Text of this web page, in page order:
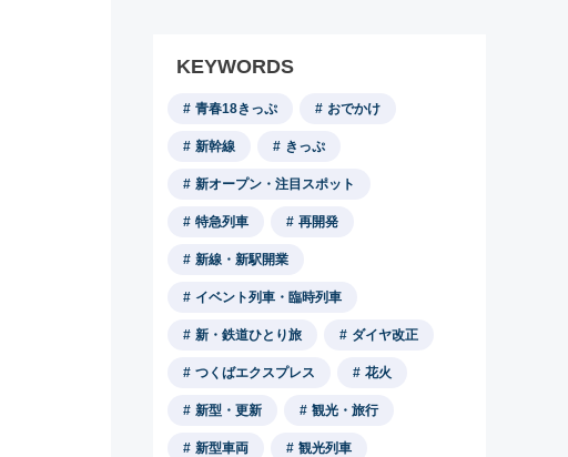
KEYWORDS
青春18きっぷ おでかけ
新幹線 きっぷ
新オープン・注目スポット
特急列車 再開発
新線・新駅開業
イベント列車・臨時列車
新・鉄道ひとり旅 ダイヤ改正
つくばエクスプレス 花火
新型・更新 観光・旅行
新型車両 観光列車